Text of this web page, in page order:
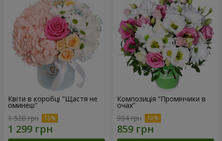
Квіти в коробці "Щастя не
оминеш"
1 528 грн
Композиція “Промінчики в
очах”
954 грн